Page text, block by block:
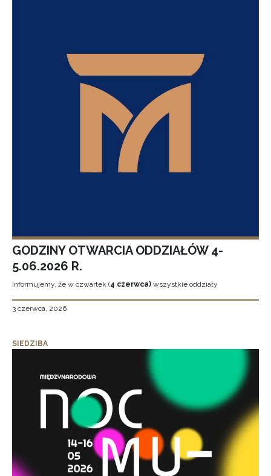
GODZINY OTWARCIA ODDZIAŁÓW 4-
5.06.2026 R.
Informujemy, że w czwartek (4 czerwca) wszystkie oddziały
3 czerwca, 2026
SIEDZIBA